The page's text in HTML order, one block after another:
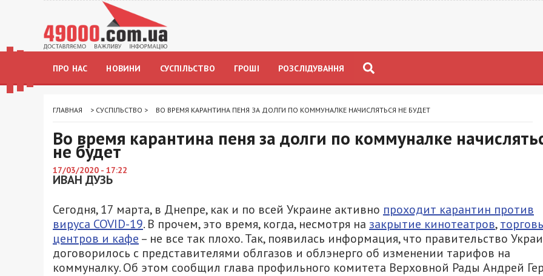
ПРО НАС НОВИНИ СУСПІЛЬСТВО ГРОШІ РОЗСЛІДУВАННЯ
ГЛАВНАЯ > СУСПІЛЬСТВО > ВО ВРЕМЯ КАРАНТИНА ПЕНЯ ЗА ДОЛГИ ПО КОММУНАЛКЕ НАЧИСЛЯТЬСЯ НЕ БУДЕТ
Во время карантина пеня за долги по коммуналке
не будет
17/03/2020 - 17:22
ИВАН ДУЗЬ
Сегодня, 17 марта, в Днепре, как и по всей Украине активно проходит карантин против
вируса COVID-19. В прочем, это время, когда, несмотря на закрытие кинотеатров,
центров и кафе – не все так плохо. Так, появилась информация, что правительство
договорилось с представителями облгазов и облэнерго об изменении тарифов на
коммуналку. Об этом сообщил глава профильного комитета Верховной Рады Андрей